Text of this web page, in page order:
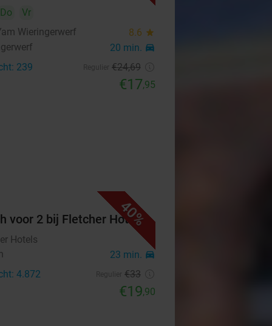
Do
Vr
Wieringerwerf
8.6 star
20 min. directions_car
239 €24,69
€17,95
40%
voor 2 bij Fletcher Hotels
Hotels
23 min. directions_car
4.872 €33
€19,90